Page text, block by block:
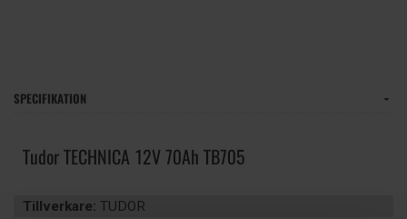
SPECIFIKATION
Tudor TECHNICA 12V 70Ah TB705
Tillverkare: TUDOR